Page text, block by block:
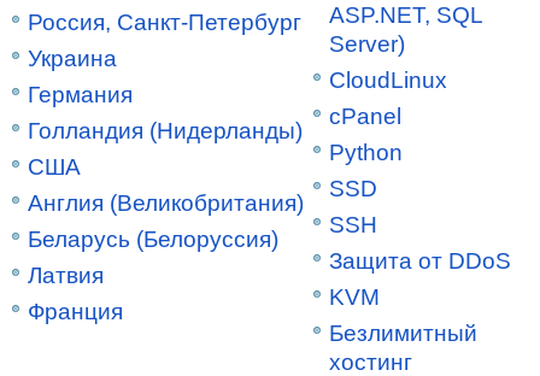
Россия, Санкт-Петербург
Украина
Германия
Голландия (Нидерланды)
США
Англия (Великобритания)
Беларусь (Белоруссия)
Латвия
Франция
ASP.NET, SQL
Server)
CloudLinux
cPanel
Python
SSD
SSH
Защита от DDoS
KVM
Безлимитный
хостинг